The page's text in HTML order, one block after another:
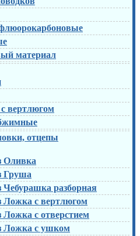
материал
вертлюгом
отцепы
Оливка
Груша
Чебурашка разборная
Ложка с вертлюгом
Ложка с отверстием
Ложка с ушком